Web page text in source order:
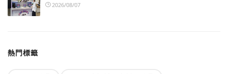
2026/08/07
熱門標籤